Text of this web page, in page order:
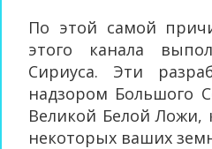
По этой самой
этого канала
Сириуса. Эти
надзором Большого
Великой Белой Ложи,
некоторых ваших